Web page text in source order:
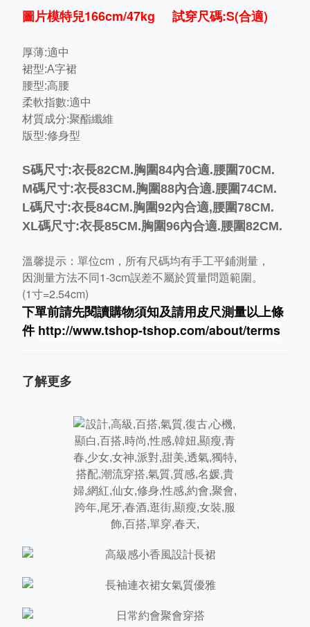
圖片模特兒166cm/47kg 試穿尺碼:S(合適)
厚薄:適中
裙型:A字裙
腰型:高腰
柔軟指數:適中
材質成分:聚酯纖維
版型:修身型
S碼尺寸:衣長82CM.胸圍84內合適.腰圍70CM.
M碼尺寸:衣長83CM.胸圍88內合適.腰圍74CM.
L碼尺寸:衣長84CM.胸圍92內合適,腰圍78CM.
XL碼尺寸:衣長85CM.胸圍96內合適.腰圍82CM.
溫馨提示：單位cm，所有尺碼均有手工平鋪測量，
因測量方法不同1-3cm誤差不屬於質量問題範圍。
(1寸=2.54cm)
下單前請先閱讀購物須知及請用皮尺測量以上條
件 http://www.tshop-tshop.com/about/terms
了解更多